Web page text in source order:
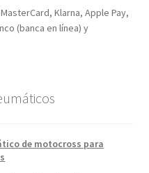
Klarna, Apple Pay,
(banca en línea) y
de motocross para